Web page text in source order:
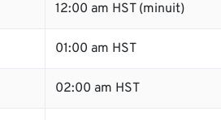
12:00 am HST (minuit)
01:00 am HST
02:00 am HST